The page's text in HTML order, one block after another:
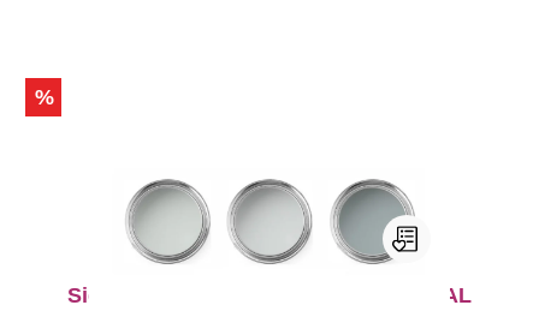
%
Sigma Jeu de Testers de Couleur - RAL